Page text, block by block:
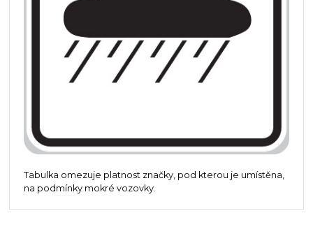
Tabulka omezuje platnost značky, pod kterou je umístěna,
na podmínky mokré vozovky.